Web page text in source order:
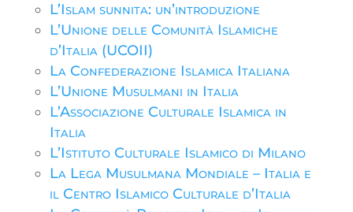
L’Islam sunnita: un’introduzione
L’Unione delle Comunità Islamiche
d’Italia (UCOII)
La Confederazione Islamica Italiana
L’Unione Musulmani in Italia
L’Associazione Culturale Islamica in
Italia
L’Istituto Culturale Islamico di Milano
La Lega Musulmana Mondiale – Italia e
il Centro Islamico Culturale d’Italia